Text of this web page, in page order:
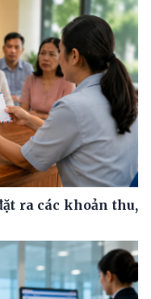
ra các khoản thu,